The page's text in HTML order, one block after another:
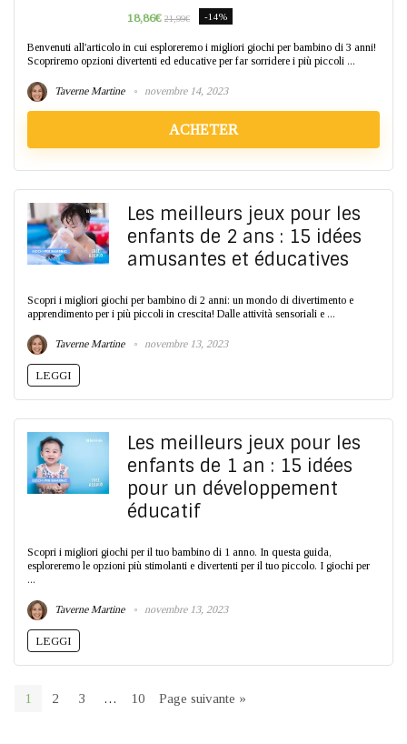
18,86€ 21,99€ -14%
Benvenuti all'articolo in cui esploreremo i migliori giochi per bambino di 3 anni!
Scopriremo opzioni divertenti ed educative per far sorridere i più piccoli ...
Taverne Martine novembre 14, 2023
ACHETER
Les meilleurs jeux pour les
enfants de 2 ans : 15 idées
amusantes et éducatives
Scopri i migliori giochi per bambino di 2 anni: un mondo di divertimento e
apprendimento per i più piccoli in crescita! Dalle attività sensoriali e ...
Taverne Martine novembre 13, 2023
LEGGI
Les meilleurs jeux pour les
enfants de 1 an : 15 idées
pour un développement
éducatif
Scopri i migliori giochi per il tuo bambino di 1 anno. In questa guida,
esploreremo le opzioni più stimolanti e divertenti per il tuo piccolo. I giochi per
...
Taverne Martine novembre 13, 2023
LEGGI
1 2 3 … 10 Page suivante »